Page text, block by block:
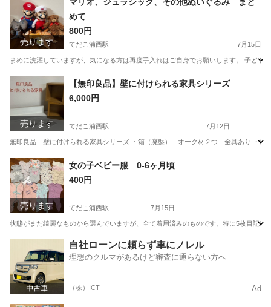
売ります
めて
800円
てだこ浦西駅 7月15日
まめに洗濯していますが、気になる方は再度手入れはご自身でお願いします。 子ど
沖縄 うるま市 てだこ浦西駅 おもちゃ
売ります
【無印良品】壁に付けられる家具シリーズ
6,000円
てだこ浦西駅 7月12日
無印良品 壁に付けられる家具シリーズ ・箱（廃盤） オーク材２つ 金具あり ・
沖縄 うるま市 てだこ浦西駅
売ります
女の子ベビー服 0-6ヶ月頃
400円
てだこ浦西駅 7月15日
状態がまだ綺麗なものから選んでいますが、全て着用済みのものです。特に5枚目記
てだこ浦西駅 ベビー用品
自社ローンに頼らず車にノレル
理想のクルマがあるけど審査に通らない方へ
（株）ICT Ad